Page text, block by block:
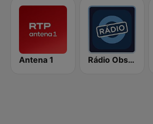
Antena 1 Rádio Observador